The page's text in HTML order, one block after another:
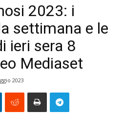
2023: i
settimana e le
ieri sera 8
Mediaset
2023